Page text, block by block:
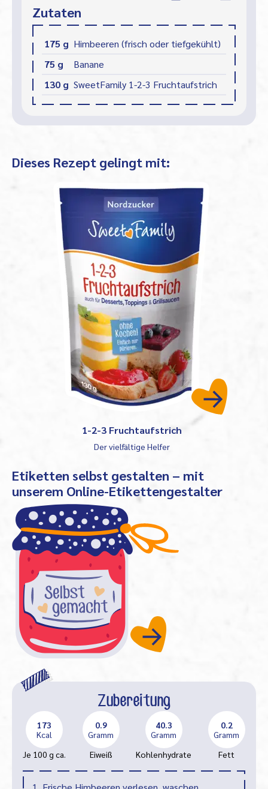
Zutaten
175 g Himbeeren (frisch oder tiefgekühlt)
75 g
Banane
130 g SweetFamily 1-2-3 Fruchtaufstrich
Dieses Rezept gelingt mit:
1-2-3 Fruchtaufstrich
Der vielfältige Helfer
Etiketten selbst gestalten – mit
unserem Online-Etikettengestalter
Zubereitung
173
Kcal
Je 100 g ca.
0.9
Gramm
Eiweiß
40.3
Gramm
Kohlenhydrate
0.2
Gramm
Fett